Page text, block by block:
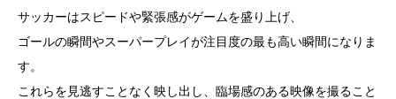
サッカーはスピードや緊張感がゲームを盛り上げ、
ゴールの瞬間やスーパープレイが注目度の最も高い瞬間になりま
す。
これらを見逃すことなく映し出し、臨場感のある映像を撮ること